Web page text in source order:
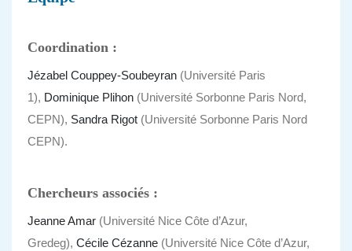
Coordination :
Jézabel Couppey-Soubeyran (Université Paris
1), Dominique Plihon (Université Sorbonne Paris Nord,
CEPN), Sandra Rigot (Université Sorbonne Paris Nord
CEPN).
Chercheurs associés :
Jeanne Amar (Université Nice Côte d’Azur,
Gredeg), Cécile Cézanne (Université Nice Côte d’Azur,